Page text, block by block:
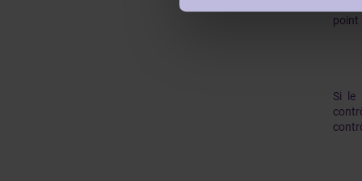
point
Si le